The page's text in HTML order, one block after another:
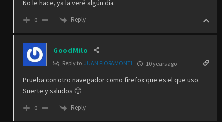
No le hace, ya la veré algún día.
0 Reply
GoodMilo
Reply to JUAN FIORAMONTI 10 years ago
Prueba con otro navegador como firefox que es el que uso.
Suerte y saludos 🙂
0 Reply